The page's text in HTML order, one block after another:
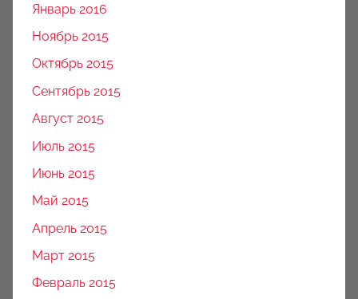
Январь 2016
Ноябрь 2015
Октябрь 2015
Сентябрь 2015
Август 2015
Июль 2015
Июнь 2015
Май 2015
Апрель 2015
Март 2015
Февраль 2015